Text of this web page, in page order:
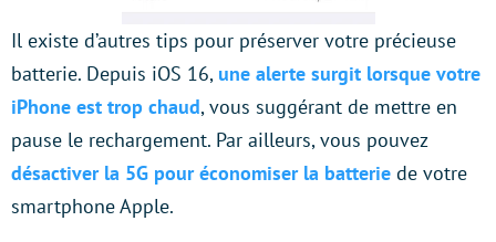
Il existe d’autres tips pour préserver votre précieuse
batterie. Depuis iOS 16, une alerte surgit lorsque votre
iPhone est trop chaud, vous suggérant de mettre en
pause le rechargement. Par ailleurs, vous pouvez
désactiver la 5G pour économiser la batterie de votre
smartphone Apple.